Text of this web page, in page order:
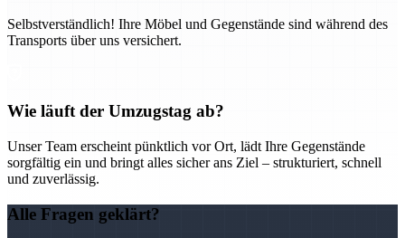
Selbstverständlich! Ihre Möbel und Gegenstände sind während des
Transports über uns versichert.
Wie läuft der Umzugstag ab?
Unser Team erscheint pünktlich vor Ort, lädt Ihre Gegenstände
sorgfältig ein und bringt alles sicher ans Ziel – strukturiert, schnell
und zuverlässig.
Alle Fragen geklärt?